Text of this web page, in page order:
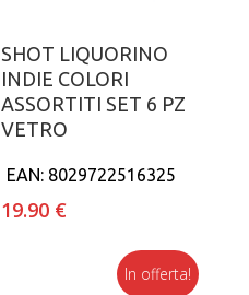
Aggiungi al carrello
SHOT LIQUORINO
INDIE COLORI
ASSORTITI SET 6 PZ
VETRO
EAN: 8029722516325
19.90 €
In offerta!